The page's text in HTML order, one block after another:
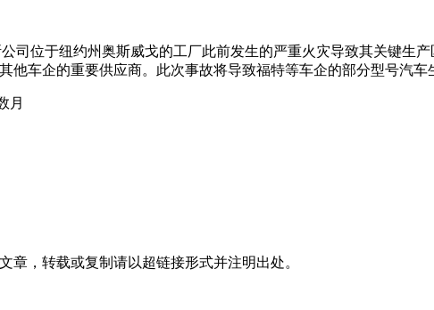
司位于纽约州奥斯威戈的工厂此前发生的严重火灾导致其关键生
车企的重要供应商。此次事故将导致福特等车企的部分型号汽车
章，转载或复制请以超链接形式并注明出处。